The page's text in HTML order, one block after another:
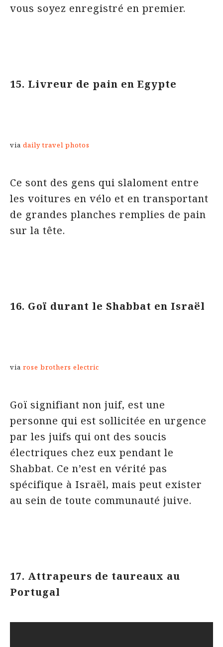
vous soyez enregistré en premier.
15. Livreur de pain en Egypte
via daily travel photos
Ce sont des gens qui slaloment entre
les voitures en vélo et en transportant
de grandes planches remplies de pain
sur la tête.
16. Goï durant le Shabbat en Israël
via rose brothers electric
Goï signifiant non juif, est une
personne qui est sollicitée en urgence
par les juifs qui ont des soucis
électriques chez eux pendant le
Shabbat. Ce n’est en vérité pas
spécifique à Israël, mais peut exister
au sein de toute communauté juive.
17. Attrapeurs de taureaux au
Portugal